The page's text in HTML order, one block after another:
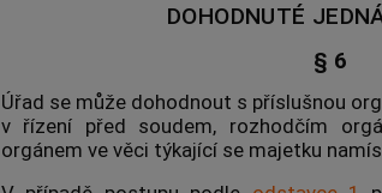
DOHODNUTÉ
§ 6
Úřad se může dohodnout s příslušnou
v řízení před soudem, rozhodčím
orgánem ve věci týkající se majetku